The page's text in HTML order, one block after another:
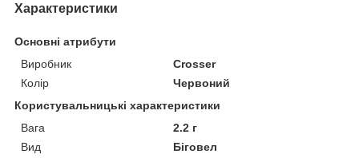
Характеристики
Основні атрибути
Виробник
Crosser
Колір
Червоний
Користувальницькі характеристики
Вага
2.2 г
Вид
Біговел